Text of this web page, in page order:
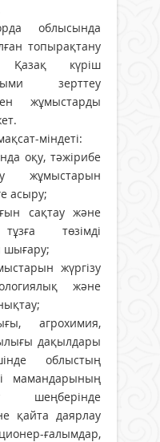
облысында
топырақтану
Қазақ күріш
зерттеу
жұмыстарды
міндеті:
оқу, тәжірибе
жұмыстарын
асыру;
сақтау және
төзімді
шығару;
жүргізу
және
агрохимия,
дақылдары
облыстың
мамандарының
шеңберінде
қайта даярлау
ғалымдар,